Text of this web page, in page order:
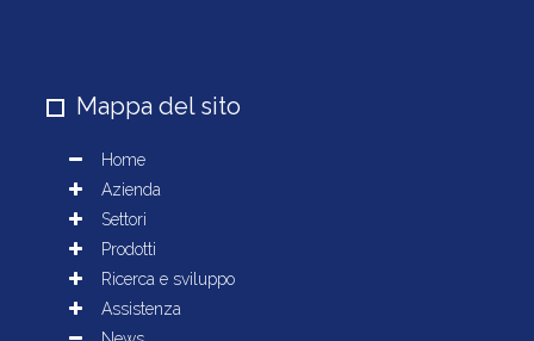
Mappa del sito